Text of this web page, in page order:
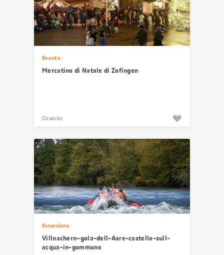
Evento
Mercatino di Natale di Zofingen
Gratuito
Escursione
Villnachern–gola-dell-Aare-castello-sull-
acqua-in-gommone